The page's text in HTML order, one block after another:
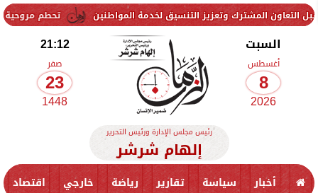
تحطم مروحية أثناء مكافحة وتعزيز التنسيق لخدمة المواطنين
السبت
أغسطس
8
2026
21:12
صفر
23
1448
رئيس مجلس الإدارة ورئيس التحرير
إلهام شرشر
أخبار سياسة تقارير رياضة خارجي اقتصاد